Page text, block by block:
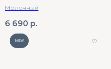
Молочный
6 690 р.
NEW